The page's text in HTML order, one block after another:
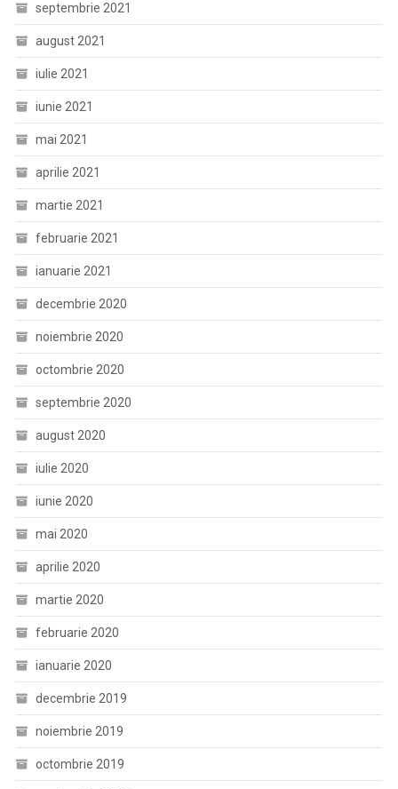
septembrie 2021
august 2021
iulie 2021
iunie 2021
mai 2021
aprilie 2021
martie 2021
februarie 2021
ianuarie 2021
decembrie 2020
noiembrie 2020
octombrie 2020
septembrie 2020
august 2020
iulie 2020
iunie 2020
mai 2020
aprilie 2020
martie 2020
februarie 2020
ianuarie 2020
decembrie 2019
noiembrie 2019
octombrie 2019